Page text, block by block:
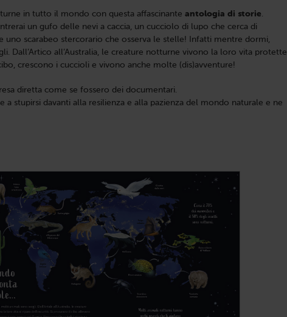
in tutto il mondo con questa affascinante antologia di storie.
un gufo delle nevi a caccia, un cucciolo di lupo che cerca di
uno scarabeo stercorario che osserva le stelle! Infatti mentre dormi,
Dall’Artico all’Australia, le creature notturne vivono la loro vita protette
crescono i cuccioli e vivono anche molte (dis)avventure!
diretta come se fossero dei documentari.
a stupirsi davanti alla resilienza e alla pazienza del mondo naturale e ne